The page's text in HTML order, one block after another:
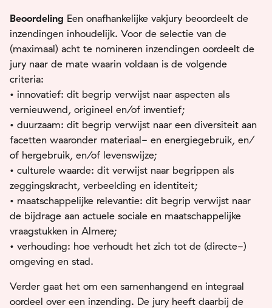
Beoordeling Een onafhankelijke vakjury beoordeelt de
inzendingen inhoudelijk. Voor de selectie van de
(maximaal) acht te nomineren inzendingen oordeelt de
jury naar de mate waarin voldaan is de volgende
criteria:
• innovatief: dit begrip verwijst naar aspecten als
vernieuwend, origineel en/of inventief;
• duurzaam: dit begrip verwijst naar een diversiteit aan
facetten waaronder materiaal- en energiegebruik, en/
of hergebruik, en/of levenswijze;
• culturele waarde: dit verwijst naar begrippen als
zeggingskracht, verbeelding en identiteit;
• maatschappelijke relevantie: dit begrip verwijst naar
de bijdrage aan actuele sociale en maatschappelijke
vraagstukken in Almere;
• verhouding: hoe verhoudt het zich tot de (directe-)
omgeving en stad.
Verder gaat het om een samenhangend en integraal
oordeel over een inzending. De jury heeft daarbij de